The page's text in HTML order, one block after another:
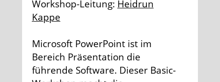
Workshop-Leitung: Heidrun
Kappe
Microsoft PowerPoint ist im
Bereich Präsentation die
führende Software. Dieser Basic-